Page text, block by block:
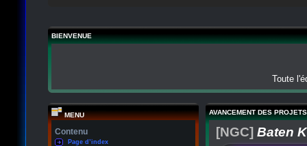
BIENVENUE
Toute
MENU
Contenu
Page d’index
AVANCEMENT DES PROJETS
[NGC] Baten